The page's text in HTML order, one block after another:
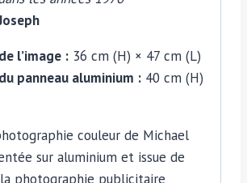
l’image : 36 cm (H) × 47 cm (L)
panneau aluminium : 40 cm (H)
couleur de Michael
sur aluminium et issue de
la photographie publicitaire